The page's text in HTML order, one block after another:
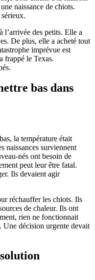
naissance de chiots.
l’arrivée des petits. Elle a
De plus, elle a acheté tout
imprévue est
frappé le Texas.
bas dans
la température était
naissances surviennent
nés ont besoin de
peut leur être fatal.
Ils devaient agir
réchauffer les chiots. Ils
de chaleur. Ils ont
rien ne fonctionnait
Une décision urgente devait